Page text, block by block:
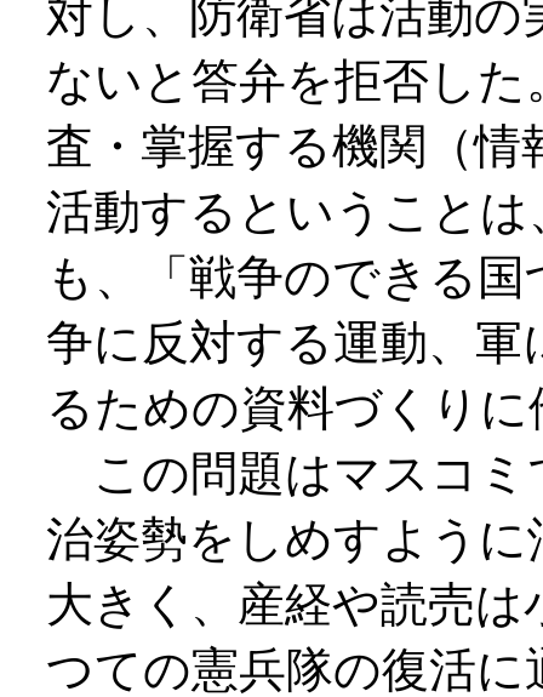
対し、防衛省は活動
ないと答弁を拒否し
査・掌握する機関（
活動するということ
も、「戦争のできる
争に反対する運動、
るための資料づくり
この問題はマスコミ
治姿勢をしめすよう
大きく、産経や読売
つての憲兵隊の復活